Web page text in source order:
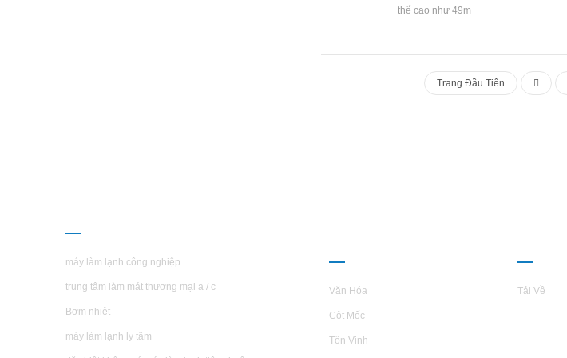
thể cao như 49m
Trang Đầu Tiên
máy làm lạnh công nghiệp
trung tâm làm mát thương mại a / c
Bơm nhiệt
máy làm lạnh ly tâm
Văn Hóa
Cột Mốc
Tôn Vinh
Tải Về